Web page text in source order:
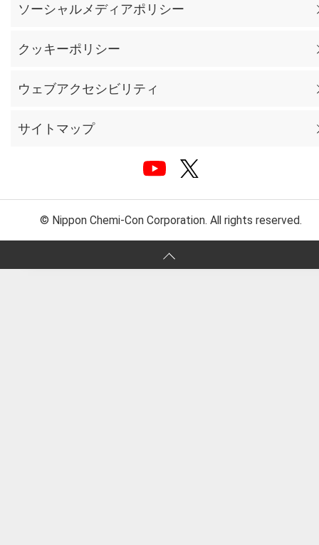
ソーシャルメディアポリシー
クッキーポリシー
ウェブアクセシビリティ
サイトマップ
© Nippon Chemi-Con Corporation. All rights reserved.